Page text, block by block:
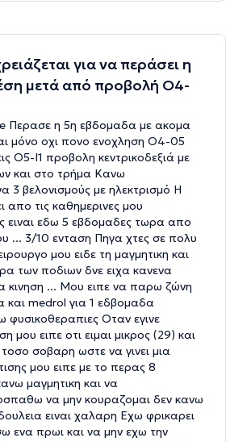
για να περάσει η
μετά από προβολή Ο4-
Περασε η 5η εβδομαδα με ακομα
μόνο οχι πονο ενοχληση Ο4-05
Ο5-Ι1 προβολη κεντρικοδεξιά με
και στο τρήμα Κανω
3 βελονισμούς με ηλεκτρισμό Η
απο τις καθημερινες μου
ειναι εδω 5 εβδομαδες τωρα απο
... 3/10 ενταση Πηγα χτες σε πολυ
μου ειδε τη μαγμητικη και
των ποδιων δνε ειχα κανενα
κινηση ... Μου ειπε να παρω ζώνη
και medrol για 1 εδβομαδα
φυσικοθεραπιες Οταν εγινε
μου ειπε οτι ειμαι μικρος (29) και
τοσο σοβαρη ωστε να γινει μια
μου ειπε με το περας 8
μαγμητικη και να
να μην κουραζομαι δεν κανω
ειναι χαλαρη Εχω φρικαρει
ενα πρωι και να μην εχω την